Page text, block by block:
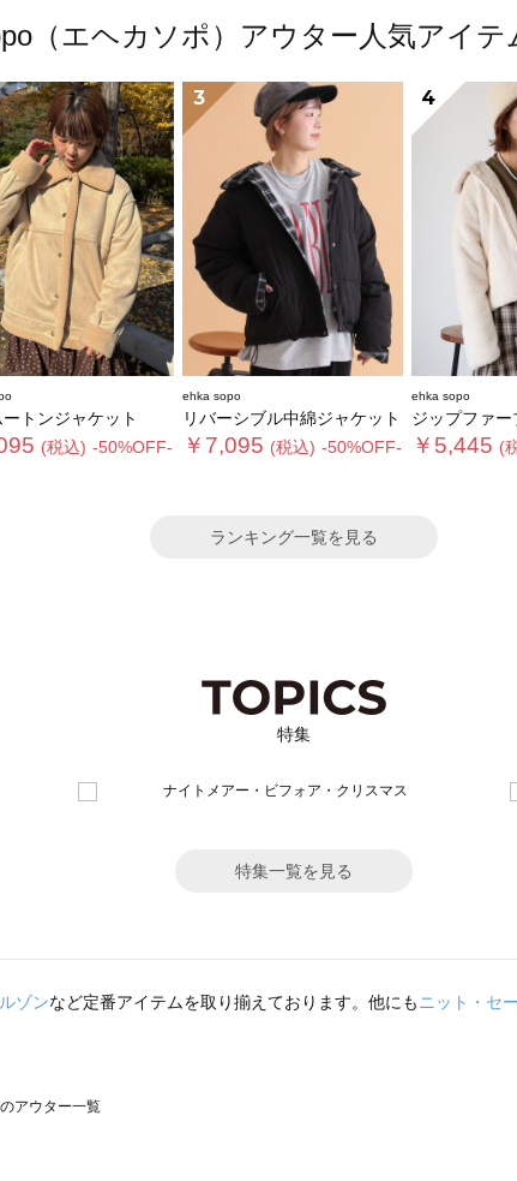
（エヘカソポ）アウター人気アイ
トンジャケット
(税込) -50%OFF-
3
ehka sopo
リバーシブル中綿ジャケット
￥7,095 (税込) -50%OFF-
4
ehka sopo
ジップファー
￥5,445 (
ランキング一覧を見る
特集
特集一覧を見る
ゾンなど定番アイテムを取り揃えております。他にもニット・セ
アウター一覧
モス）のアウター一覧